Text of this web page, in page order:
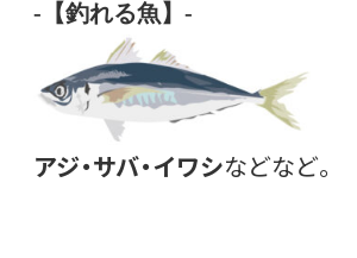
-【釣れる魚】-
アジ・サバ・イワシなどなど。